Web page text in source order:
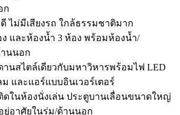
ก
ดี ไม่มีเสียงรถ ใกล้ธรรมชาติมาก
และห้องน้ำ 3 ห้อง พร้อมห้องน้ำ/
นนอก
านสไตล์เดียวกับมหาวิหารพร้อมไฟ LED
และแอร์แบบอินเวอร์เตอร์
ในห้องนั่งเล่น ประตูบานเลื่อนขนาดใหญ่
ยู่อาศัยในร่ม/ด้านนอก